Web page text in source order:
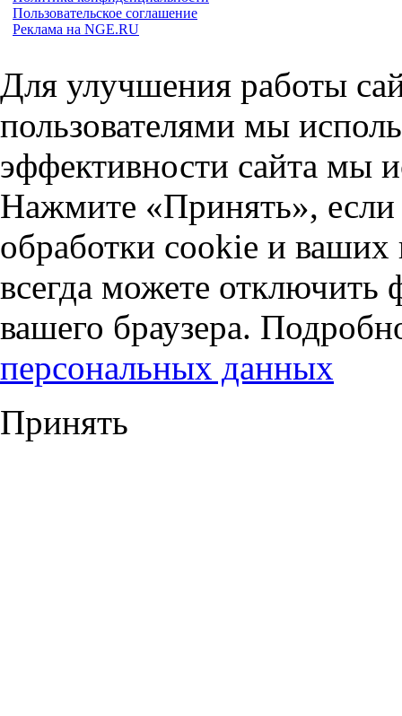
Пользовательское соглашение
Реклама на NGE.RU
Для улучшения работы
пользователями мы
эффективности сайта мы
Нажмите «Принять», если
обработки cookie и
всегда можете отключить
вашего браузера.
персональных данных
Принять